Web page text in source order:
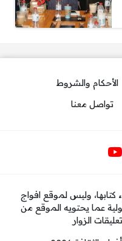
الأحكام والشروط
تواصل معنا
التواصل
كتابها، وليس لموقع افواج
عما يحتويه الموقع من
الزوار